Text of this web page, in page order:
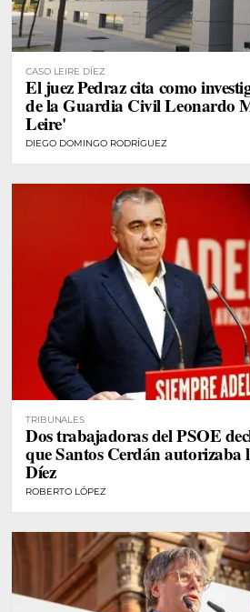
CASO LEIRE DÍEZ
El juez Pedraz cita como
de la Guardia Civil Leonardo
Leire'
DIEGO DOMINGO RODRÍGUEZ
TRIBUNALES
Dos trabajadoras del PSOE
que Santos Cerdán autorizaba
Díez
ROBERTO LÓPEZ